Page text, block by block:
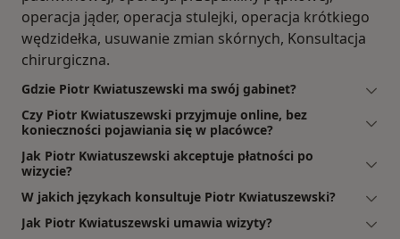
operacja jąder, operacja stulejki, operacja krótkiego
wędzidełka, usuwanie zmian skórnych, Konsultacja
chirurgiczna.
Gdzie Piotr Kwiatuszewski ma swój gabinet?
Czy Piotr Kwiatuszewski przyjmuje online, bez
konieczności pojawiania się w placówce?
Jak Piotr Kwiatuszewski akceptuje płatności po
wizycie?
W jakich językach konsultuje Piotr Kwiatuszewski?
Jak Piotr Kwiatuszewski umawia wizyty?